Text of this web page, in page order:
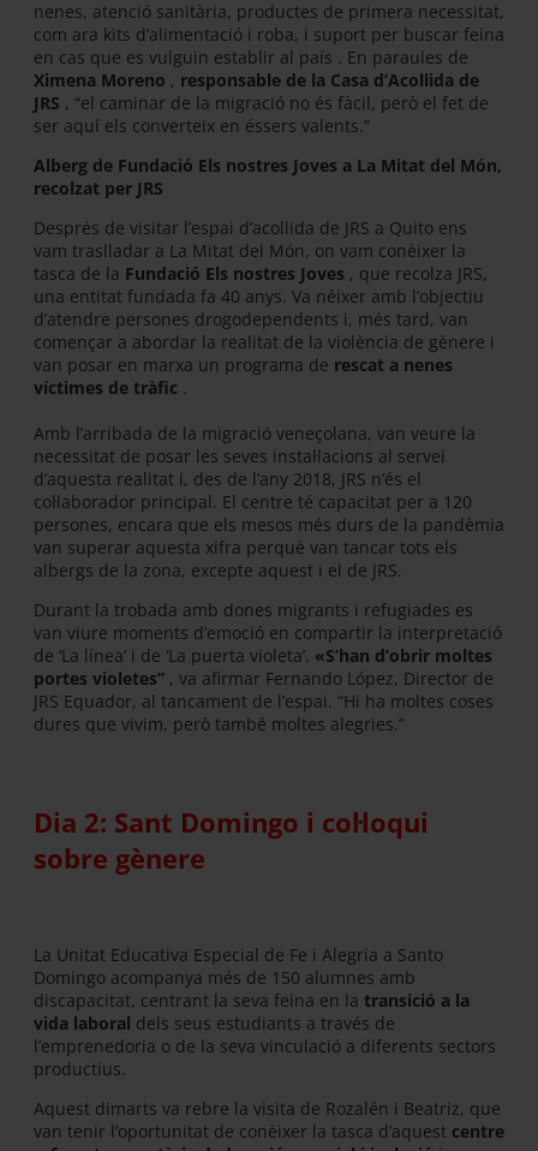
nenes, atenció sanitària, productes de primera necessitat,
com ara kits d’alimentació i roba, i suport per buscar feina
en cas que es vulguin establir al país . En paraules de
Ximena Moreno , responsable de la Casa d’Acollida de
JRS , “el caminar de la migració no és fàcil, però el fet de
ser aquí els converteix en éssers valents.”
Alberg de Fundació Els nostres Joves a La Mitat del Món,
recolzat per JRS
Després de visitar l’espai d’acollida de JRS a Quito ens
vam traslladar a La Mitat del Món, on vam conèixer la
tasca de la Fundació Els nostres Joves , que recolza JRS,
una entitat fundada fa 40 anys. Va néixer amb l’objectiu
d’atendre persones drogodependents i, més tard, van
començar a abordar la realitat de la violència de gènere i
van posar en marxa un programa de rescat a nenes
víctimes de tràfic .
Amb l’arribada de la migració veneçolana, van veure la
necessitat de posar les seves instal·lacions al servei
d’aquesta realitat i, des de l’any 2018, JRS n’és el
col·laborador principal. El centre té capacitat per a 120
persones, encara que els mesos més durs de la pandèmia
van superar aquesta xifra perquè van tancar tots els
albergs de la zona, excepte aquest i el de JRS.
Durant la trobada amb dones migrants i refugiades es
van viure moments d’emoció en compartir la interpretació
de ‘La línea’ i de ‘La puerta violeta’. «S’han d’obrir moltes
portes violetes” , va afirmar Fernando López, Director de
JRS Equador, al tancament de l’espai. “Hi ha moltes coses
dures que vivim, però també moltes alegries.”
Dia 2: Sant Domingo i col·loqui
sobre gènere
La Unitat Educativa Especial de Fe i Alegria a Santo
Domingo acompanya més de 150 alumnes amb
discapacitat, centrant la seva feina en la transició a la
vida laboral dels seus estudiants a través de
l’emprenedoria o de la seva vinculació a diferents sectors
productius.
Aquest dimarts va rebre la visita de Rozalén i Beatriz, que
van tenir l’oportunitat de conèixer la tasca d’aquest centre